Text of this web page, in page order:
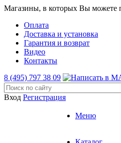
Магазины, в которых Вы можете
Оплата
Доставка и установка
Гарантия и возврат
Видео
Контакты
8 (495) 797 38 09
Вход Регистрация
Меню